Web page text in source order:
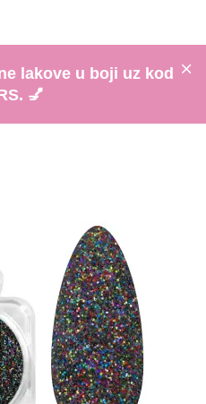
lakove u boji uz kod
💅